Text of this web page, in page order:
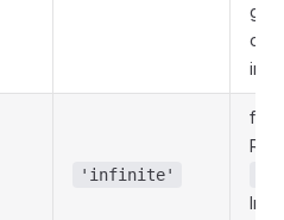
'infinite'
flag